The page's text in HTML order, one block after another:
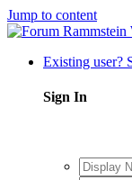
Jump to content
Existing user?
Sign In